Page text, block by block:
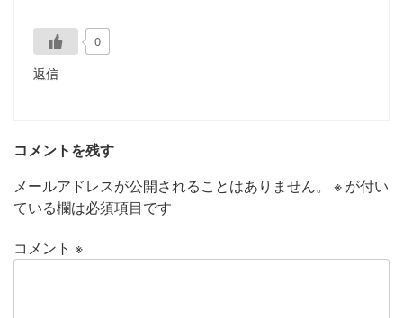
0
返信
コメントを残す
メールアドレスが公開されることはありません。
※ が付い
ている欄は必須項目です
コメント ※